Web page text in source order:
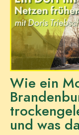
Wie ein
und was